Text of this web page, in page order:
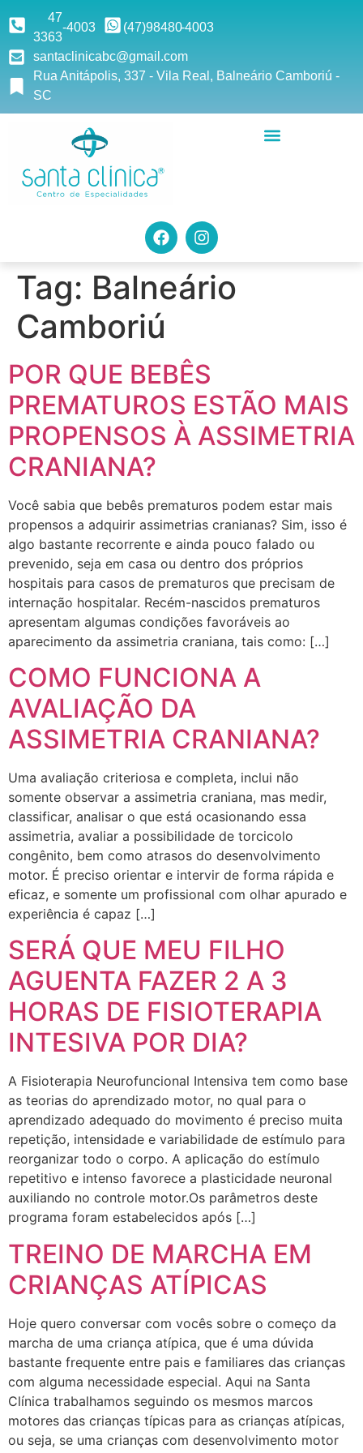
47
3363
-4003 (47)98480-4003
santaclinicabc@gmail.com
Rua Anitápolis, 337 - Vila Real, Balneário Camboriú -
SC
Tag: Balneário
Camboriú
POR QUE BEBÊS
PREMATUROS ESTÃO MAIS
PROPENSOS À ASSIMETRIA
CRANIANA?
Você sabia que bebês prematuros podem estar mais
propensos a adquirir assimetrias cranianas? Sim, isso é
algo bastante recorrente e ainda pouco falado ou
prevenido, seja em casa ou dentro dos próprios
hospitais para casos de prematuros que precisam de
internação hospitalar. Recém-nascidos prematuros
apresentam algumas condições favoráveis ao
aparecimento da assimetria craniana, tais como: […]
COMO FUNCIONA A
AVALIAÇÃO DA
ASSIMETRIA CRANIANA?
Uma avaliação criteriosa e completa, inclui não
somente observar a assimetria craniana, mas medir,
classificar, analisar o que está ocasionando essa
assimetria, avaliar a possibilidade de torcicolo
congênito, bem como atrasos do desenvolvimento
motor. É preciso orientar e intervir de forma rápida e
eficaz, e somente um profissional com olhar apurado e
experiência é capaz […]
SERÁ QUE MEU FILHO
AGUENTA FAZER 2 A 3
HORAS DE FISIOTERAPIA
INTESIVA POR DIA?
A Fisioterapia Neurofuncional Intensiva tem como base
as teorias do aprendizado motor, no qual para o
aprendizado adequado do movimento é preciso muita
repetição, intensidade e variabilidade de estímulo para
reorganizar todo o corpo. A aplicação do estímulo
repetitivo e intenso favorece a plasticidade neuronal
auxiliando no controle motor.Os parâmetros deste
programa foram estabelecidos após […]
TREINO DE MARCHA EM
CRIANÇAS ATÍPICAS
Hoje quero conversar com vocês sobre o começo da
marcha de uma criança atípica, que é uma dúvida
bastante frequente entre pais e familiares das crianças
com alguma necessidade especial. Aqui na Santa
Clínica trabalhamos seguindo os mesmos marcos
motores das crianças típicas para as crianças atípicas,
ou seja, se uma crianças com desenvolvimento motor